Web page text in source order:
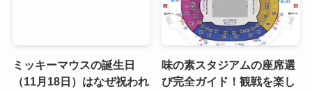
ミッキーマウスの誕生日
（11月18日）はなぜ祝われ
味の素スタジアムの座席選
び完全ガイド！観戦を楽し